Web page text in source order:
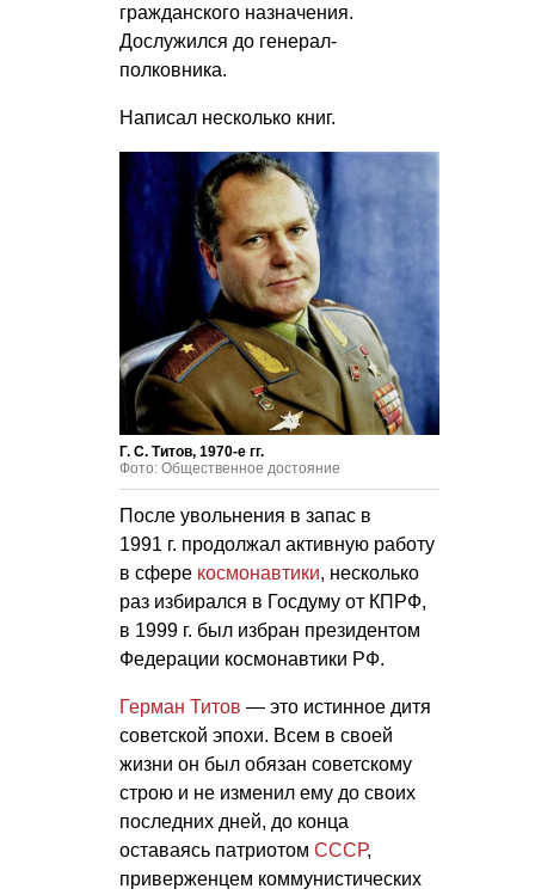
гражданского назначения.
Дослужился до генерал-
полковника.
Написал несколько книг.
Г. С. Титов, 1970-е гг.
Фото: Общественное достояние
После увольнения в запас в
1991 г. продолжал активную работу
в сфере космонавтики, несколько
раз избирался в Госдуму от КПРФ,
в 1999 г. был избран президентом
Федерации космонавтики РФ.
Герман Титов — это истинное дитя
советской эпохи. Всем в своей
жизни он был обязан советскому
строю и не изменил ему до своих
последних дней, до конца
оставаясь патриотом СССР,
приверженцем коммунистических